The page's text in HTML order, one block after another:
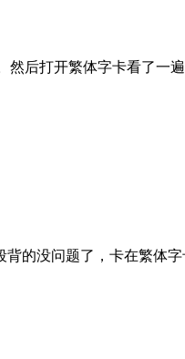
后打开繁体字卡看了一
的没问题了，卡在繁体